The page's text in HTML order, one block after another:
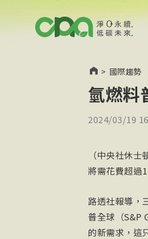
> 國際趨勢
氫燃料
2024/03/19
（中央社休
將需花費超過
路透社報導，
普全球（S&P
的新需求，這